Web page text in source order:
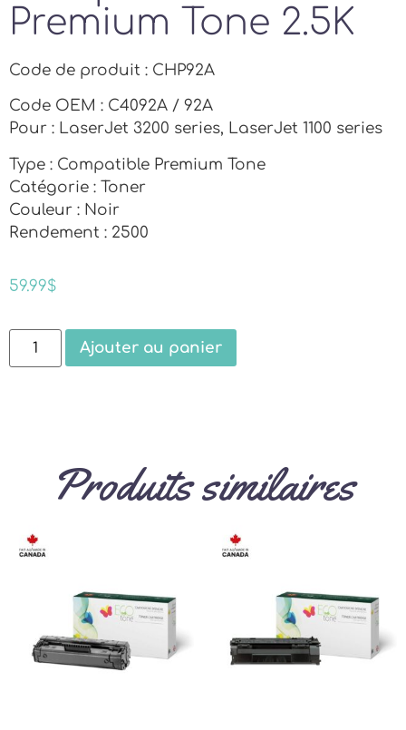
Premium Tone 2.5K
Code de produit : CHP92A
Code OEM : C4092A / 92A
Pour : LaserJet 3200 series, LaserJet 1100 series
Type : Compatible Premium Tone
Catégorie : Toner
Couleur : Noir
Rendement : 2500
59.99$
Ajouter au panier
Produits similaires